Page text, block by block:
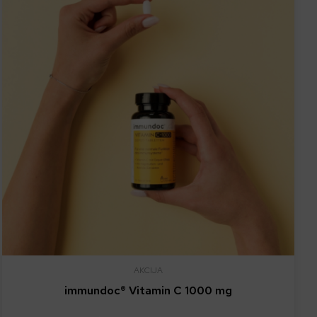
AKCIJA
immundoc® Vitamin C 1000 mg